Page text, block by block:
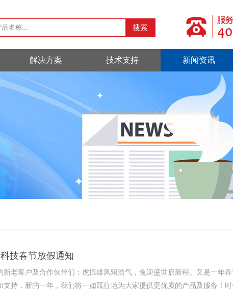
解决方案 技术支持 新闻资讯
技春节放假通知
新老客户及合作伙伴们：虎振雄风留浩气，兔迎盛世启新程。又是一年
支持，新的一年，我们将一如既往地为大家提供更优质的产品及服务！